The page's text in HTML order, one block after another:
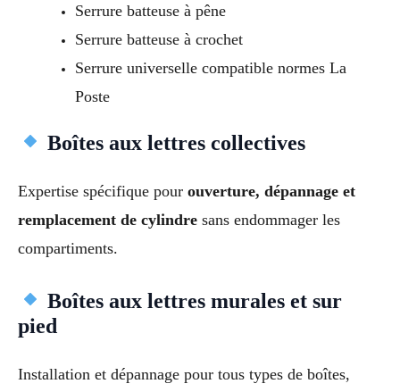
Serrure batteuse à pêne
Serrure batteuse à crochet
Serrure universelle compatible normes La
Poste
Boîtes aux lettres collectives
Expertise spécifique pour ouverture, dépannage et
remplacement de cylindre sans endommager les
compartiments.
Boîtes aux lettres murales et sur
pied
Installation et dépannage pour tous types de boîtes,